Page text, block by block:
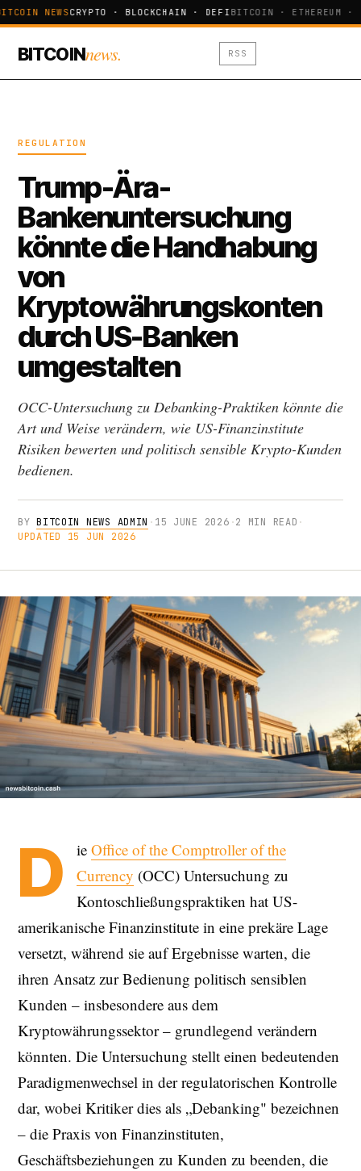
NEWSCRYPTO · BLOCKCHAIN · DEFIBITCOIN · ETHEREUM ·
BITCOINnews. RSS
REGULATION
Trump-Ära-
Bankenuntersuchung
könnte die Handhabung
von
Kryptowährungskonten
durch US-Banken
umgestalten
OCC-Untersuchung zu Debanking-Praktiken könnte die
Art und Weise verändern, wie US-Finanzinstitute
Risiken bewerten und politisch sensible Krypto-Kunden
bedienen.
BYBITCOIN NEWS ADMIN · 15 JUNE 2026 ·2 MIN READ ·
UPDATED 15 JUN 2026
D ie Office of the Comptroller of the
Currency (OCC) Untersuchung zu
Kontoschließungspraktiken hat US-
amerikanische Finanzinstitute in eine prekäre Lage
versetzt, während sie auf Ergebnisse warten, die
ihren Ansatz zur Bedienung politisch sensiblen
Kunden – insbesondere aus dem
Kryptowährungssektor – grundlegend verändern
könnten. Die Untersuchung stellt einen bedeutenden
Paradigmenwechsel in der regulatorischen Kontrolle
dar, wobei Kritiker dies als „Debanking" bezeichnen
– die Praxis von Finanzinstituten,
Geschäftsbeziehungen zu Kunden zu beenden, die